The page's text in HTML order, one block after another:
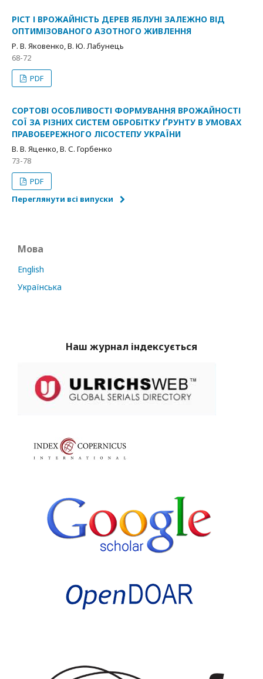
РІСТ І ВРОЖАЙНІСТЬ ДЕРЕВ ЯБЛУНІ ЗАЛЕЖНО ВІД
ОПТИМІЗОВАНОГО АЗОТНОГО ЖИВЛЕННЯ
Р. В. Яковенко, В. Ю. Лабунець
68-72
PDF
СОРТОВІ ОСОБЛИВОСТІ ФОРМУВАННЯ ВРОЖАЙНОСТІ
СОЇ ЗА РІЗНИХ СИСТЕМ ОБРОБІТКУ ҐРУНТУ В УМОВАХ
ПРАВОБЕРЕЖНОГО ЛІСОСТЕПУ УКРАЇНИ
В. В. Яценко, В. С. Горбенко
73-78
PDF
Переглянути всі випуски
Мова
English
Українська
Наш журнал індексується